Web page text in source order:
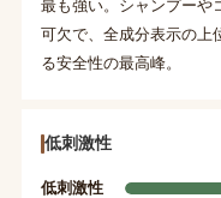
最も強い。シャンプーや
可欠で、全成分表示の上
る安全性の最高峰。
低刺激性
低刺激性